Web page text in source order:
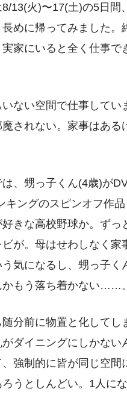
13(火)〜17(土)の5日間
めに帰ってみました
家にいると全く仕事
ない空間で仕事して
されない。家事はあ
、甥っ子くん(4歳)が
キングのスピンオフ作
好きな高校野球か。ず
が。母はせわしなく
気になるし、甥っ子
かもう落ち着かない……。
分前に物置と化して
がダイニングにしかな
強制的に皆が同じ空
うとしんどい。1人に